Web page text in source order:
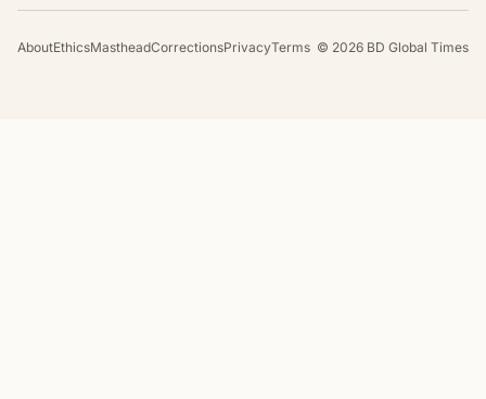
AboutEthicsMastheadCorrectionsPrivacyTerms © 2026 BD Global Times